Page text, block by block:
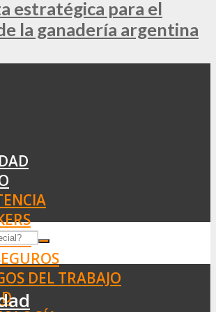
estratégica para el
la ganadería argentina
DEL TRABAJO